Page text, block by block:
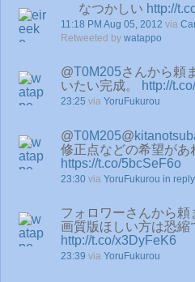
なつかしい http://
11:18 PM Aug 05, 2012 via
Retweeted by watappo
@T0M205さんから頼
いたい完成。
http://
23:25 via YoruFukurou
@T0M205@
修正点などの希望があ
https://t.co/5bcSeF6o
23:30 via YoruFukurou in
フォロワーさんから
画質版ほしい方は恐縮
http://t.co/x3DyFeK6
23:39 via YoruFukurou